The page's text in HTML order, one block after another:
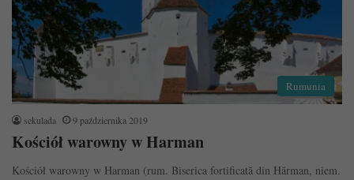
Rumunia
sekulada 9 października 2019
Kościół warowny w Harman
Kościół warowny w Harman (rum. Biserica fortificată din Hărman, niem.